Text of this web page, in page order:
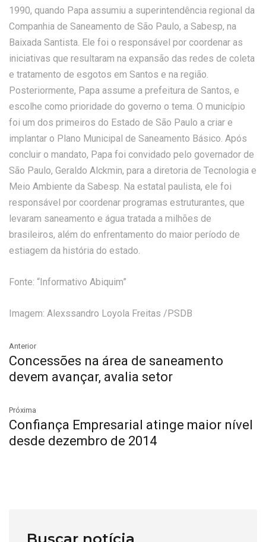
1990, quando Papa assumiu a superintendência regional da
Companhia de Saneamento de São Paulo, a Sabesp, na
Baixada Santista. Ele foi o responsável por coordenar as
iniciativas que resultaram na expansão das redes de coleta
e tratamento de esgotos em Santos e na região.
Posteriormente, Papa assume a prefeitura de Santos, e
escolhe como prioridade do governo o tema. O município
foi um dos primeiros do Estado de São Paulo a criar e
implantar o Plano Municipal de Saneamento Básico. Após
concluir o mandato, Papa foi convidado pelo governador de
São Paulo, Geraldo Alckmin, para a diretoria de Tecnologia e
Meio Ambiente da Sabesp. Na estatal paulista, ele foi
responsável por coordenar programas estruturantes, que
levaram saneamento e água tratada a milhões de
brasileiros, além do enfrentamento do maior período de
estiagem da história do estado.
Fonte: “Informativo Abiquim”
Imagem: Alexssandro Loyola Freitas /PSDB
Anterior
Concessões na área de saneamento
devem avançar, avalia setor
Próxima
Confiança Empresarial atinge maior nível
desde dezembro de 2014